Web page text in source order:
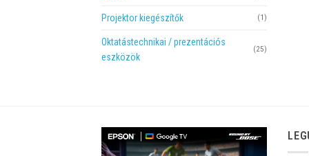
Projektor kiegészítők (1)
Oktatástechnikai / prezentációs
eszközök
(25)